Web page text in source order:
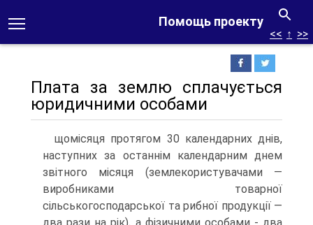
Помощь проекту
<< ↑ >>
Плата за землю сплачується
юридичними особами
щомісяця протягом 30 календарних днів,
наступних за останнім календарним днем
звітного місяця (землекористувачами —
виробниками товарної
сільськогосподарської та рибної продукції —